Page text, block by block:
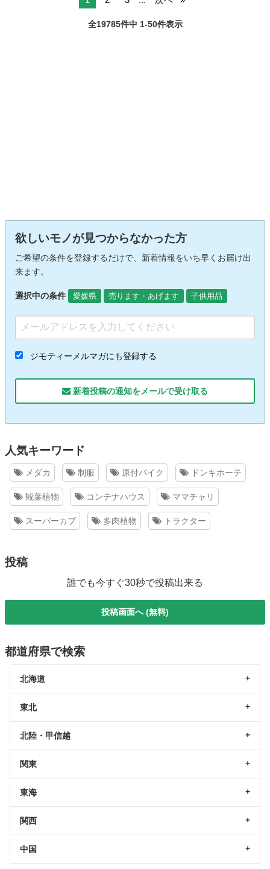
全19785件中 1-50件表示
欲しいモノが見つからなかった方
ご希望の条件を登録するだけで、新着情報をいち早くお届け出
来ます。
選択中の条件 愛媛県 売ります・あげます 子供用品
ジモティーメルマガにも登録する
新着投稿の通知をメールで受け取る
人気キーワード
メダカ 制服 原付バイク ドンキホーテ
観葉植物 コンテナハウス ママチャリ
スーパーカブ 多肉植物 トラクター
投稿
誰でも今すぐ30秒で投稿出来る
投稿画面へ (無料)
都道府県で検索
北海道
東北
北陸・甲信越
関東
東海
関西
中国